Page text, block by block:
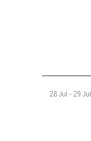
28 Jul - 29 Jul